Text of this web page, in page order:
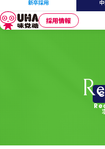
新卒採用
採用情報